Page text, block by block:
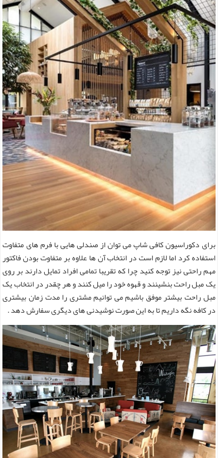
برای دکوراسیون کافی شاپ می توان از صندلی هایی با فرم های متفاوت
استفاده کرد اما لازم است در انتخاب آن ها علاوه بر متفاوت بودن فاکتور
مهم راحتی نیز توجه کنید چرا که تقریبا تمامی افراد تمایل دارند بر روی
یک مبل راحت بنشینند و قهوه خود را میل کنند و هر چقدر در انتخاب یک
مبل راحت بیشتر موفق باشیم می توانیم مشتری را مدت زمان بیشتری
در کافه نگه داریم تا به این صورت نوشیدنی های دیگری سفارش دهد .